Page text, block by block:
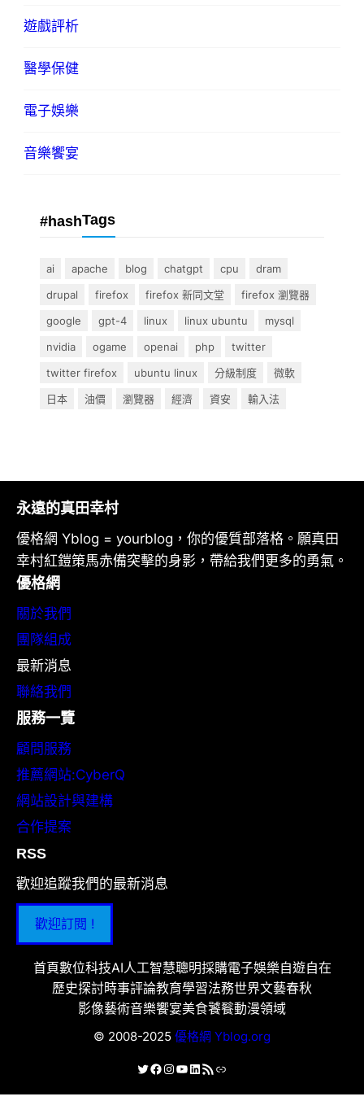
遊戲評析
醫學保健
電子娛樂
音樂饗宴
#hashTags
ai apache blog chatgpt cpu
dram
drupal
firefox firefox 新同文堂
firefox 瀏覽器
google
gpt-4 linux linux ubuntu
mysql
nvidia
ogame openai php
twitter
twitter firefox
ubuntu linux 分級制度
微軟
日本
油價 瀏覽器 經濟 資安 輸入法
永遠的真田幸村
優格網 Yblog = yourblog，你的優質部落格。願真田
幸村紅鎧策馬赤備突擊的身影，帶給我們更多的勇氣。
優格網
關於我們
團隊組成
最新消息
聯絡我們
服務一覽
顧問服務
推薦網站:CyberQ
網站設計與建構
合作提案
RSS
歡迎追蹤我們的最新消息
歡迎訂閱 !
首頁數位科技AI人工智慧聰明採購電子娛樂自遊自在
歷史探討時事評論教育學習法務世界文藝春秋
影像藝術音樂饗宴美食饕餮動漫領域
© 2008-2025 優格網 Yblog.org
X Facebook
Instagram
YouTube
LinkedIn
RSS 資訊提供連結